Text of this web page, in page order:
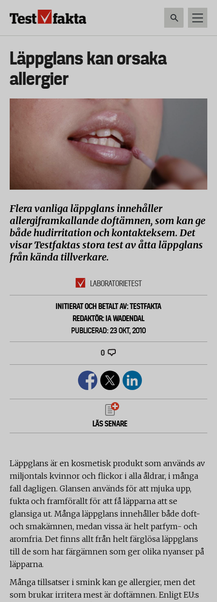
Huvudmeny
ny
Läppglans kan orsaka
allergier
Flera vanliga läppglans innehåller
allergiframkallande doftämnen, som kan ge
både hudirritation och kontakteksem. Det
visar Testfaktas stora test av åtta läppglans
från kända tillverkare.
LABORATORIETEST
INITIERAT OCH BETALT AV: TESTFAKTA
REDAKTÖR: IA WADENDAL
PUBLICERAD: 23 OKT, 2010
0
LÄS SENARE
Läppglans är en kosmetisk produkt som används av
miljontals kvinnor och flickor i alla åldrar, i många
fall dagligen. Glansen används för att mjuka upp,
fukta och framförallt för att få läpparna att se
glansiga ut. Många läppglans innehåller både doft-
och smakämnen, medan vissa är helt parfym- och
aromfria. Det finns allt från helt färglösa läppglans
till de som har färgämnen som ger olika nyanser på
läpparna.
Många tillsatser i smink kan ge allergier, men det
som brukar irritera mest är doftämnen. Enligt EU:s